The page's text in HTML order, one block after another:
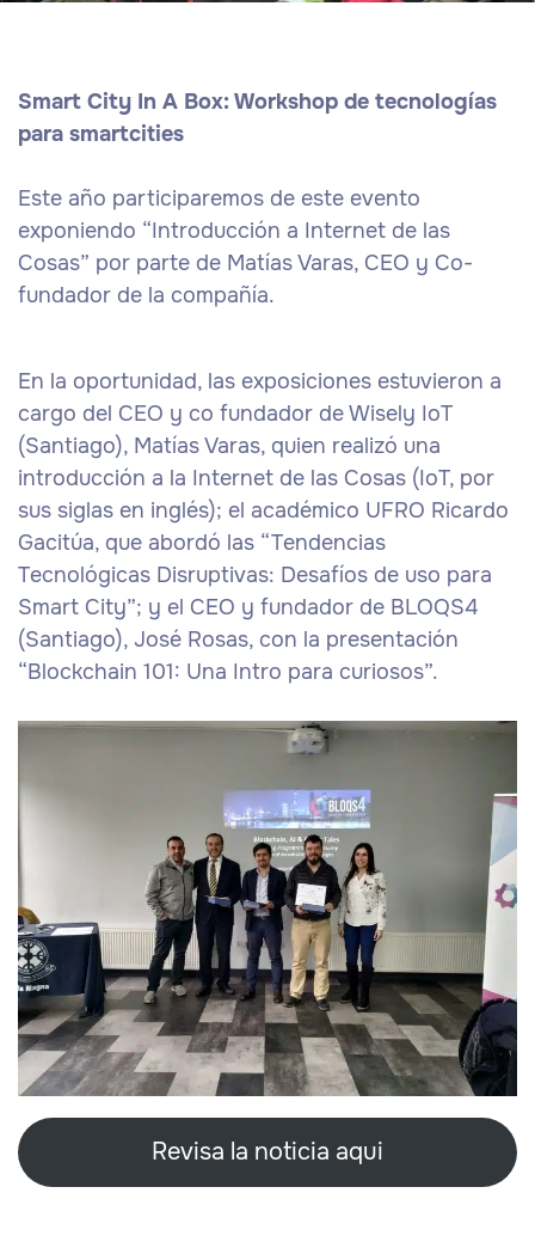
Smart City In A Box: Workshop de tecnologías
para smartcities
Este año participaremos de este evento
exponiendo “Introducción a Internet de las
Cosas” por parte de Matías Varas, CEO y Co-
fundador de la compañía.
En la oportunidad, las exposiciones estuvieron a
cargo del CEO y co fundador de Wisely IoT
(Santiago), Matías Varas, quien realizó una
introducción a la Internet de las Cosas (IoT, por
sus siglas en inglés); el académico UFRO Ricardo
Gacitúa, que abordó las “Tendencias
Tecnológicas Disruptivas: Desafíos de uso para
Smart City”; y el CEO y fundador de BLOQS4
(Santiago), José Rosas, con la presentación
“Blockchain 101: Una Intro para curiosos”.
Revisa la noticia aqui